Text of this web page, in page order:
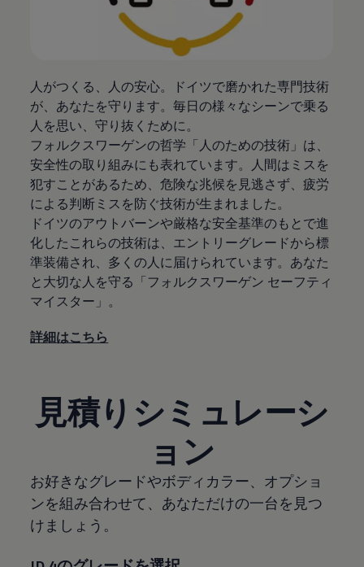
人がつくる、人の安心。ドイツで磨かれた専門技術
が、あなたを守ります。毎日の様々なシーンで乗る
人を思い、守り抜くために。
フォルクスワーゲンの哲学「人のための技術」は、
安全性の取り組みにも表れています。人間はミスを
犯すことがあるため、危険な兆候を見逃さず、疲労
による判断ミスを防ぐ技術が生まれました。
ドイツのアウトバーンや厳格な安全基準のもとで進
化したこれらの技術は、エントリーグレードから標
準装備され、多くの人に届けられています。あなた
と大切な人を守る「フォルクスワーゲン セーフティ
マイスター」。
詳細はこちら
見積りシミュレーシ
ョン
お好きなグレードやボディカラー、オプショ
ンを組み合わせて、あなただけの一台を見つ
けましょう。